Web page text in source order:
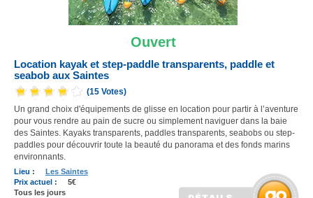
Ouvert
Location kayak et step-paddle transparents, paddle et
seabob aux Saintes
(15 Votes)
Un grand choix d'équipements de glisse en location pour partir à l’aventure
pour vous rendre au pain de sucre ou simplement naviguer dans la baie
des Saintes. Kayaks transparents, paddles transparents, seabobs ou step-
paddles pour découvrir toute la beauté du panorama et des fonds marins
environnants.
Lieu :
Les Saintes
Prix actuel :
5€
Tous les jours